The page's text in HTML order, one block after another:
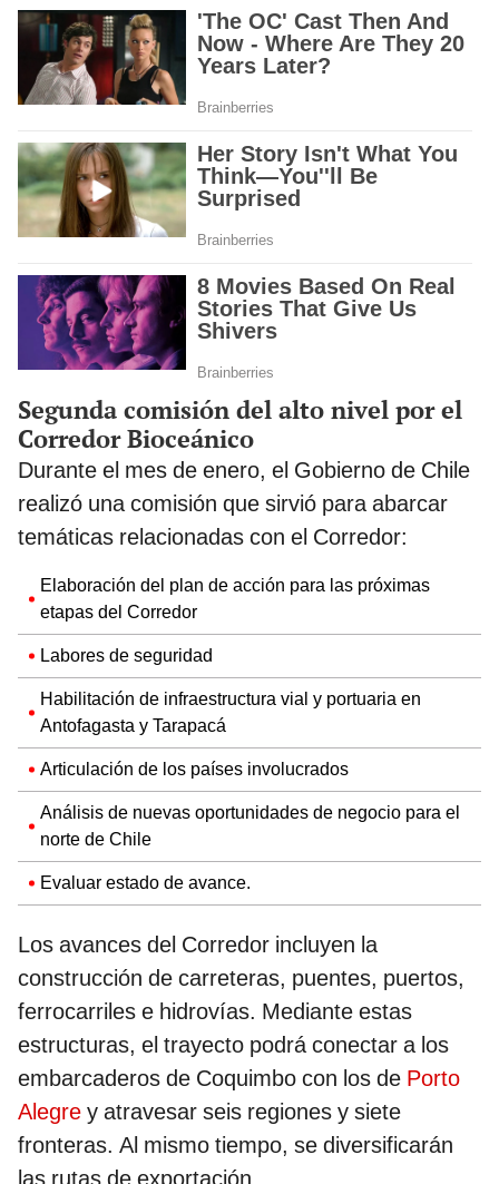
Segunda comisión del alto nivel por el
Corredor Bioceánico
Durante el mes de enero, el Gobierno de Chile
realizó una comisión que sirvió para abarcar
temáticas relacionadas con el Corredor:
Elaboración del plan de acción para las próximas
etapas del Corredor
Labores de seguridad
Habilitación de infraestructura vial y portuaria en
Antofagasta y Tarapacá
Articulación de los países involucrados
Análisis de nuevas oportunidades de negocio para el
norte de Chile
Evaluar estado de avance.
Los avances del Corredor incluyen la
construcción de carreteras, puentes, puertos,
ferrocarriles e hidrovías. Mediante estas
estructuras, el trayecto podrá conectar a los
embarcaderos de Coquimbo con los de Porto
Alegre y atravesar seis regiones y siete
fronteras. Al mismo tiempo, se diversificarán
las rutas de exportación.